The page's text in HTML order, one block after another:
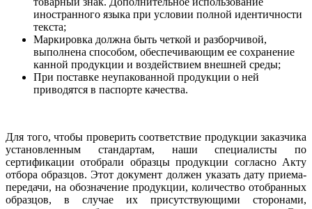
иностранного языка при условии полной идентичности
текста;
Маркировка должна быть четкой и разборчивой,
выполнена способом, обеспечивающим ее сохранение
канной продукции и воздействием внешней среды;
При поставке неупакованной продукции о ней
приводятся в паспорте качества.
Для того, чтобы проверить соответствие продукции заказчика
установленным стандартам, наши специалисты по
сертификации отобрали образцы продукции согласно Акту
отбора образцов. Этот документ должен указать дату приема-
передачи, на обозначение продукции, количество отобранных
образцов, в случае их присутствующими сторонами,